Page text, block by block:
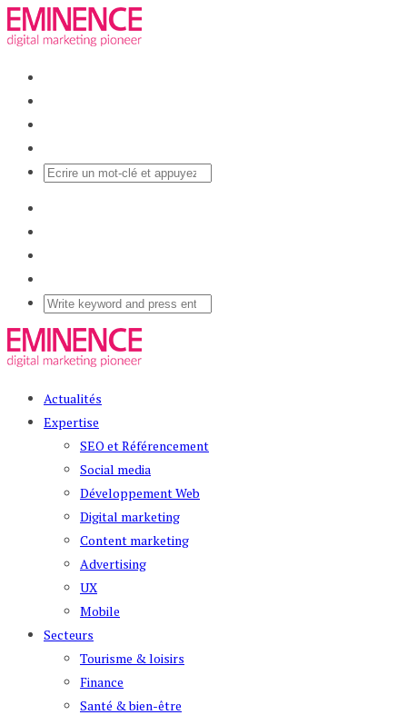
Actualités
Expertise
SEO et Référencement
Social media
Développement Web
Digital marketing
Content marketing
Advertising
UX
Mobile
Secteurs
Tourisme & loisirs
Finance
Santé & bien-être